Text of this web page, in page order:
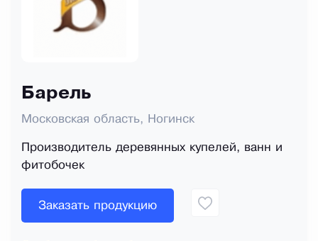
Барель
Московская область, Ногинск
Производитель деревянных купелей, ванн и
фитобочек
Заказать продукцию